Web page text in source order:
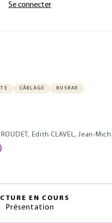
Se connecter
CÂBLAGE BUSBAR
Edith CLAVEL, Jean-
EN COURS
Présentation